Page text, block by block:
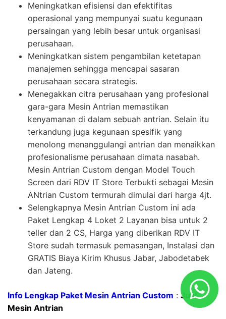
Meningkatkan efisiensi dan efektifitas
operasional yang mempunyai suatu kegunaan
persaingan yang lebih besar untuk organisasi
perusahaan.
Meningkatkan sistem pengambilan ketetapan
manajemen sehingga mencapai sasaran
perusahaan secara strategis.
Menegakkan citra perusahaan yang profesional
gara-gara Mesin Antrian memastikan
kenyamanan di dalam sebuah antrian. Selain itu
terkandung juga kegunaan spesifik yang
menolong menanggulangi antrian dan menaikkan
profesionalisme perusahaan dimata nasabah.
Mesin Antrian Custom dengan Model Touch
Screen dari RDV IT Store Terbukti sebagai Mesin
ANtrian Custom termurah dimulai dari harga 4jt.
Selengkapnya Mesin Antrian Custom ini ada
Paket Lengkap 4 Loket 2 Layanan bisa untuk 2
teller dan 2 CS, Harga yang diberikan RDV IT
Store sudah termasuk pemasangan, Instalasi dan
GRATIS Biaya Kirim Khusus Jabar, Jabodetabek
dan Jateng.
Info Lengkap Paket Mesin Antrian Custom : Jual
Mesin Antrian